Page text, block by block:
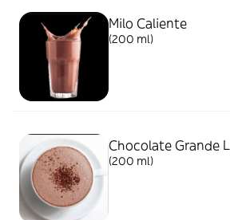
Milo Caliente
(200 ml)
Chocolate Grande
(200 ml)